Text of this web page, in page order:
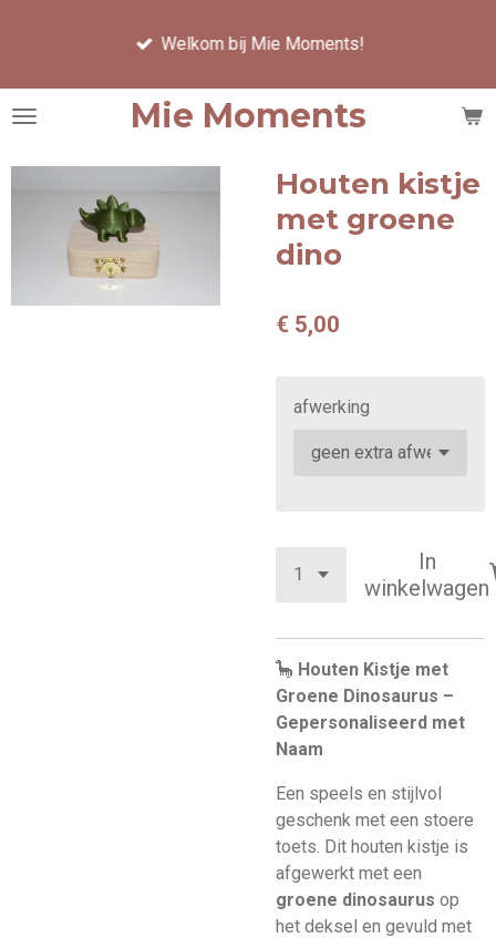
hoofdinhoud
Mie Moments
Welkom bij Mie Moments!
Houten kistje
met groene
dino
€ 5,00
afwerking
In
winkelwagen
🦕 Houten Kistje met
Groene Dinosaurus –
Gepersonaliseerd met
Naam
Een speels en stijlvol
geschenk met een stoere
toets. Dit houten kistje is
afgewerkt met een
groene dinosaurus op
het deksel en gevuld met